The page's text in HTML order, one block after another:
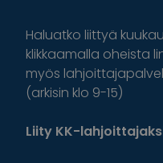
Haluatko liittyä
klikkaamalla oheista
myös
(arkisin klo 9-15)
Liity KK-